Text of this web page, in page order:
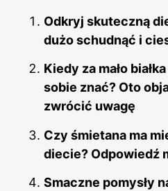
Odkryj skuteczną
dużo schudnąć i
Kiedy za mało
sobie znać? Oto
zwrócić uwagę
Czy śmietana ma
diecie? Odpowiedź
Smaczne pomysły